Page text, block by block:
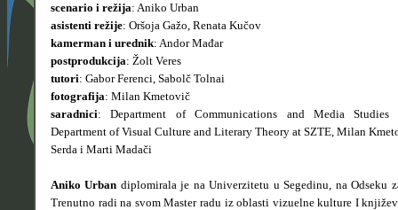
scenario i režija: Aniko Urban
asistenti režije: Oršoja Gažo, Renata Kučov
kamerman i urednik: Andor Mađar
postprodukcija: Žolt Veres
tutori: Gabor Ferenci, Sabolč Tolnai
fotografija: Milan Kmetovič
saradnici: Department of Communications and Media Studies
Department of Visual Culture and Literary Theory at SZTE, Milan
Serda i Marti Madači
Aniko Urban diplomirala je na Univerzitetu u Segedinu, na Odseku
Trenutno radi na svom Master radu iz oblasti vizuelne kulture I